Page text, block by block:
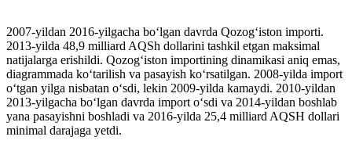
2007-yildan 2016-yilgacha boʻlgan davrda Qozogʻiston importi.
2013-yilda 48,9 milliard AQSh dollarini tashkil etgan maksimal
natijalarga erishildi. Qozogʻiston importining dinamikasi aniq emas,
diagrammada koʻtarilish va pasayish koʻrsatilgan. 2008-yilda import
oʻtgan yilga nisbatan oʻsdi, lekin 2009-yilda kamaydi. 2010-yildan
2013-yilgacha boʻlgan davrda import oʻsdi va 2014-yildan boshlab
yana pasayishni boshladi va 2016-yilda 25,4 milliard AQSH dollari
minimal darajaga yetdi.